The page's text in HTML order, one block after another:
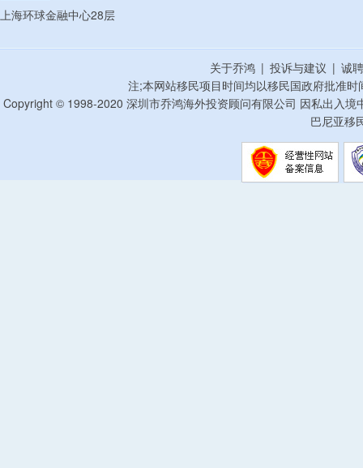
上海环球金融中心28层
关于乔鸿 | 投诉与建议 | 诚
注;本网站移民项目时间均以移民国政府批准
Copyright © 1998-2020 深圳市乔鸿海外投资顾问有限公司 因私出入
巴尼亚移